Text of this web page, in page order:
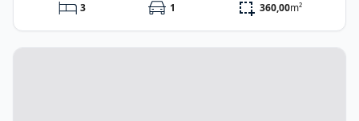
3 1 360,00m²